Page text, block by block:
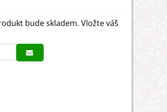
bude skladem. Vložte váš